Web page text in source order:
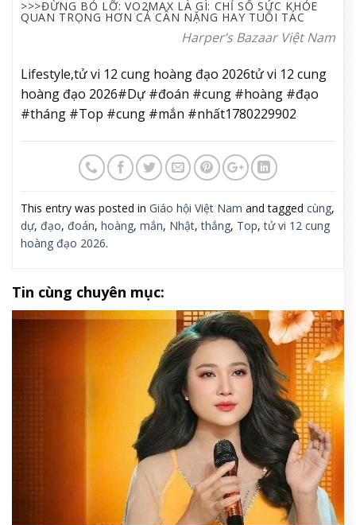
>>>ĐỪNG BỎ LỠ: VO2MAX LÀ GÌ: CHỈ SỐ SỨC KHỎE
QUAN TRỌNG HƠN CẢ CÂN NẶNG HAY TUỔI TÁC
Harper’s Bazaar Việt Nam
Lifestyle,tử vi 12 cung hoàng đạo 2026tử vi 12 cung
hoàng đạo 2026#Dự #đoán #cung #hoàng #đạo
#tháng #Top #cung #mắn #nhất1780229902
This entry was posted in Giáo hội Việt Nam and tagged cùng,
dự, đạo, đoán, hoàng, mắn, Nhật,thắng, Top,tử vi 12 cung
hoàng đạo 2026.
Tin cùng chuyên mục: